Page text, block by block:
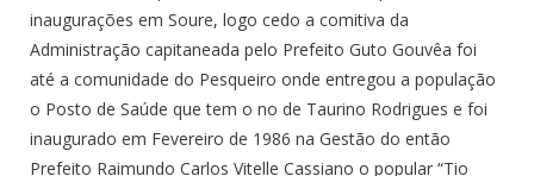
inaugurações em Soure, logo cedo a comitiva da
Administração capitaneada pelo Prefeito Guto Gouvêa foi
até a comunidade do Pesqueiro onde entregou a população
o Posto de Saúde que tem o no de Taurino Rodrigues e foi
inaugurado em Fevereiro de 1986 na Gestão do então
Prefeito Raimundo Carlos Vitelle Cassiano o popular “Tio